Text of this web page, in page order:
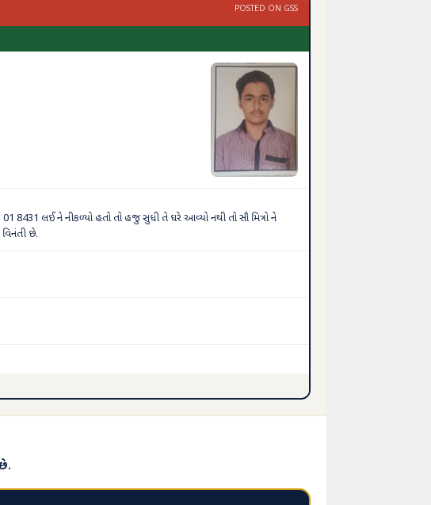
POSTED ON GSS
8431 લઈ ને નીકળ્યો હતો તો હજુ સુધી તે ઘરે આવ્યો નથી તો સૌ મિત્રો ને
છે.